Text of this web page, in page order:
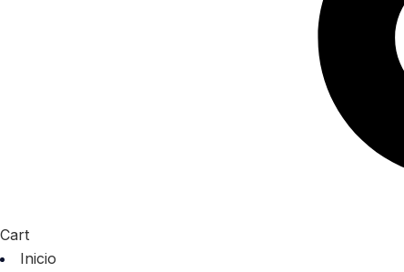
Cart
Inicio